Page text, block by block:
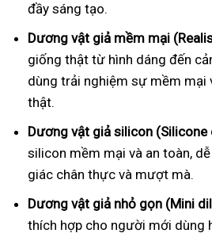
đầy sáng tạo.
Dương vật giả mềm mại
giống thật từ hình dáng đến
dùng trải nghiệm sự mềm mại
thật.
Dương vật giả silicon (Silicone
silicon mềm mại và an toàn,
giác chân thực và mượt mà.
Dương vật giả nhỏ gọn (Mini
thích hợp cho người mới dùng